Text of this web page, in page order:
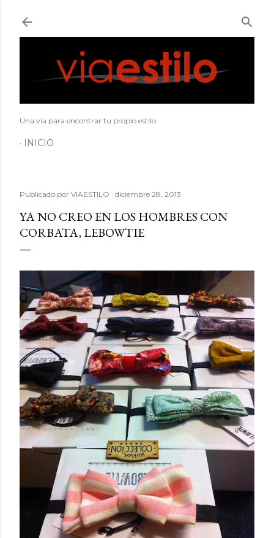
Una vía para encontrar tu propio estilo
INICIO
Publicado por VIAESTILO diciembre 28, 2013
YA NO CREO EN LOS HOMBRES CON
CORBATA, LEBOWTIE